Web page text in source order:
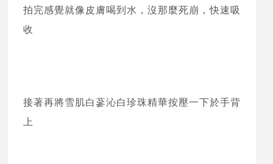
拍完感覺就像皮膚喝到水，沒那麼死崩，快速吸
收
接著再將雪肌白蔘沁白珍珠精華按壓一下於手背
上